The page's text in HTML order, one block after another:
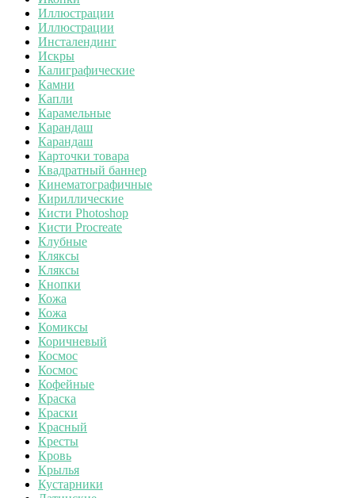
Иллюстрации
Иллюстрации
Инсталендинг
Искры
Калиграфические
Камни
Капли
Карамельные
Карандаш
Карандаш
Карточки товара
Квадратный баннер
Кинематографичные
Кириллические
Кисти Photoshop
Кисти Procreate
Клубные
Кляксы
Кляксы
Кнопки
Кожа
Кожа
Комиксы
Коричневый
Космос
Космос
Кофейные
Краска
Краски
Красный
Кресты
Кровь
Крылья
Кустарники